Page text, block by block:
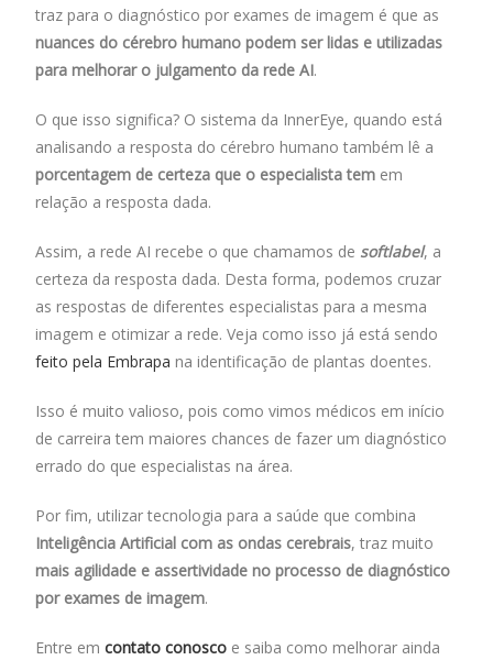
traz para o diagnóstico por exames de imagem é que as
nuances do cérebro humano podem ser lidas e utilizadas
para melhorar o julgamento da rede AI.
O que isso significa? O sistema da InnerEye, quando está
analisando a resposta do cérebro humano também lê a
porcentagem de certeza que o especialista tem em
relação a resposta dada.
Assim, a rede AI recebe o que chamamos de softlabel, a
certeza da resposta dada. Desta forma, podemos cruzar
as respostas de diferentes especialistas para a mesma
imagem e otimizar a rede. Veja como isso já está sendo
feito pela Embrapa na identificação de plantas doentes.
Isso é muito valioso, pois como vimos médicos em início
de carreira tem maiores chances de fazer um diagnóstico
errado do que especialistas na área.
Por fim, utilizar tecnologia para a saúde que combina
Inteligência Artificial com as ondas cerebrais, traz muito
mais agilidade e assertividade no processo de diagnóstico
por exames de imagem.
Entre emcontato conosco e saiba como melhorar ainda